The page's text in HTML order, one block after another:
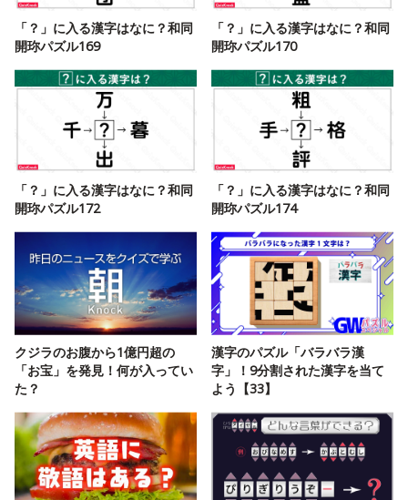
「？」に入る漢字はなに？和同
開珎パズル169
「？」に入る漢字はなに？和同
開珎パズル170
「？」に入る漢字はなに？和同
開珎パズル172
「？」に入る漢字はなに？和同
開珎パズル174
クジラのお腹から1億円超の
「お宝」を発見！何が入ってい
た？
漢字のパズル「バラバラ漢
字」！9分割された漢字を当て
よう【33】